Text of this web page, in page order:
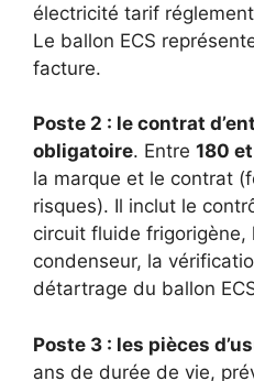
électricité tarif
Le ballon ECS
facture.
Poste 2 : le contrat
obligatoire. Entre 180
la marque et le contrat
risques). Il inclut le
circuit fluide frigorigène,
condenseur, la
détartrage du ballon
Poste 3 : les pièces
ans de durée de vie,